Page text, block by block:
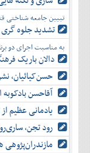
بهمن
اسفند
آذر
دی
بهمن
اسفند
تبیین جامعه شناختی
تشدید جلوه‌
به مناسبت اجرای دو
دالان باریک
حسن‌کیائیان،
آقاحسن بادکوبه
یادمانی عظیم
رود تجن،